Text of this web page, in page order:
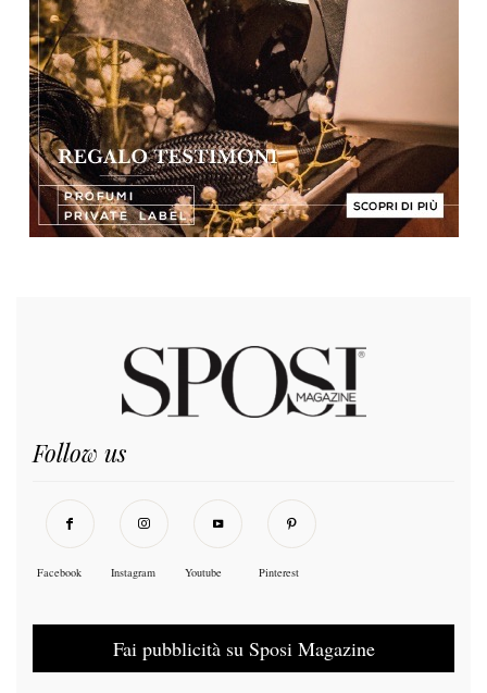
Follow us
Facebook Instagram Youtube Pinterest
Fai pubblicità su Sposi Magazine